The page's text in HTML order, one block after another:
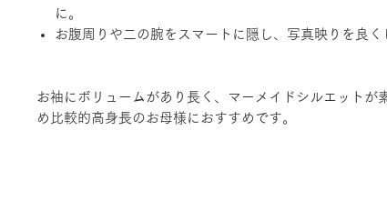
に。
お腹周りや二の腕をスマートに隠し、写真映りを良く
お袖にボリュームがあり長く、マーメイドシルエットが
め比較的高身長のお母様におすすめです。